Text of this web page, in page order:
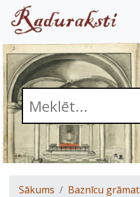
Sākums Baznīcu